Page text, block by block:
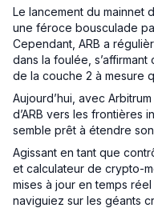
Le lancement du mainnet
une féroce bousculade
Cependant, ARB a
dans la foulée,
de la couche 2 à mesure
Aujourd’hui, avec
d’ARB vers les frontières
semble prêt à étendre
Agissant en tant que
et calculateur de crypto-
mises à jour en temps
naviguiez sur les géants